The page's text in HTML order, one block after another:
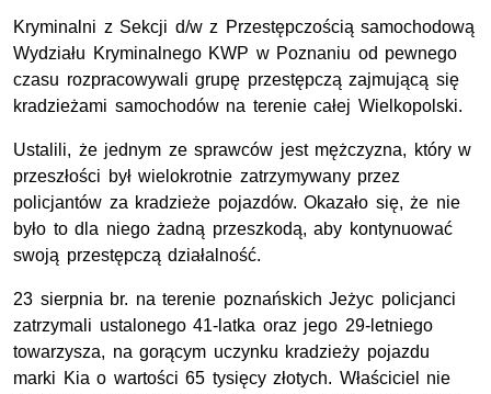
Kryminalni z Sekcji d/w z Przestępczością samochodową
Wydziału Kryminalnego KWP w Poznaniu od pewnego
czasu rozpracowywali grupę przestępczą zajmującą się
kradzieżami samochodów na terenie całej Wielkopolski.
Ustalili, że jednym ze sprawców jest mężczyzna, który w
przeszłości był wielokrotnie zatrzymywany przez
policjantów za kradzieże pojazdów. Okazało się, że nie
było to dla niego żadną przeszkodą, aby kontynuować
swoją przestępczą działalność.
23 sierpnia br. na terenie poznańskich Jeżyc policjanci
zatrzymali ustalonego 41-latka oraz jego 29-letniego
towarzysza, na gorącym uczynku kradzieży pojazdu
marki Kia o wartości 65 tysięcy złotych. Właściciel nie